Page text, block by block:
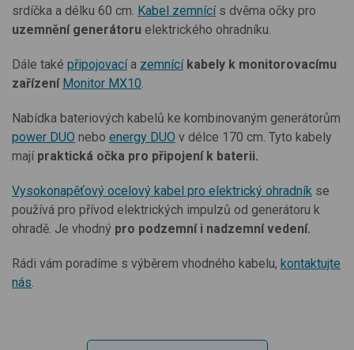
srdíčka a délku 60 cm. Kabel zemnícís dvěma očky pro
uzemnění generátoru elektrického ohradníku.
Dále také připojovacía zemnící kabely k monitorovacímu
zařízení Monitor MX10
Nabídka bateriových kabelů ke kombinovaným generátorům
power DUO nebo energy DUO v délce 170 cm. Tyto kabely
mají praktická očka pro připojení k baterii.
Vysokonapěťový ocelový kabel pro elektrický ohradník se
používá pro přívod elektrických impulzů od generátoru k
ohradě. Je vhodný pro podzemní i nadzemní vedení.
Rádi vám poradíme s výběrem vhodného kabelu, kontaktujte
nás